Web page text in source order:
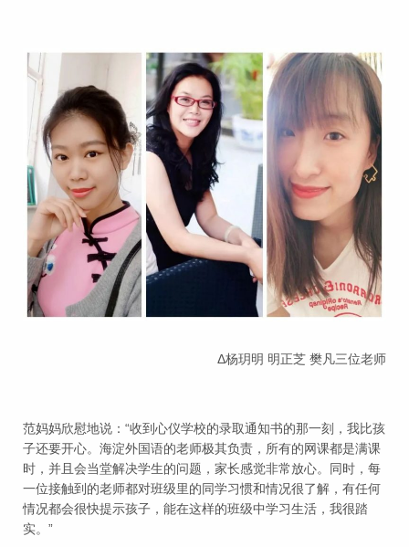
Δ杨玥明 明正芝 樊凡三位老师
范妈妈欣慰地说：“收到心仪学校的录取通知书的那一刻，我比孩
子还要开心。海淀外国语的老师极其负责，所有的网课都是满课
时，并且会当堂解决学生的问题，家长感觉非常放心。同时，每
一位接触到的老师都对班级里的同学习惯和情况很了解，有任何
情况都会很快提示孩子，能在这样的班级中学习生活，我很踏
实。”